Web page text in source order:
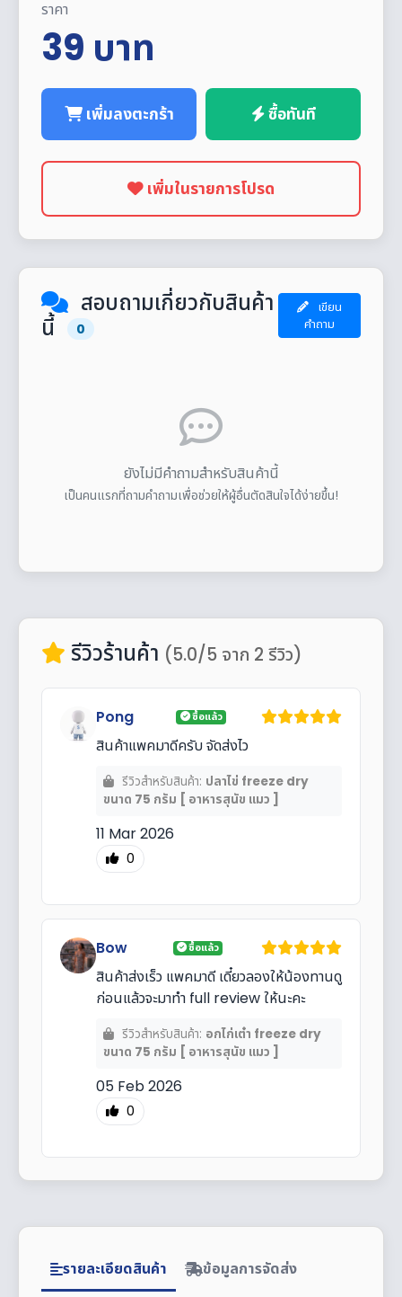
ราคา
39 บาท
เพิ่มลงตะกร้า ซื้อทันที
เพิ่มในรายการโปรด
สอบถามเกี่ยวกับสินค้า
นี้
0
เขียน
คำถาม
ยังไม่มีคำถามสำหรับสินค้านี้
เป็นคนแรกที่ถามคำถามเพื่อช่วยให้ผู้อื่นตัดสินใจได้ง่ายขึ้น!
รีวิวร้านค้า (5.0/5 จาก 2 รีวิว)
Pong ซื้อแล้ว
สินค้าแพคมาดีครับ จัดส่งไว
รีวิวสำหรับสินค้า: ปลาไข่ freeze dry
ขนาด 75 กรัม [ อาหารสุนัข แมว ]
11 Mar 2026
0
Bow ซื้อแล้ว
สินค้าส่งเร็ว แพคมาดี เดี๋ยวลองให้น้องทานดู
ก่อนแล้วจะมาทำ full review ให้นะคะ
รีวิวสำหรับสินค้า: อกไก่เต๋า freeze dry
ขนาด 75 กรัม [ อาหารสุนัข แมว ]
05 Feb 2026
0
รายละเอียดสินค้า ข้อมูลการจัดส่ง